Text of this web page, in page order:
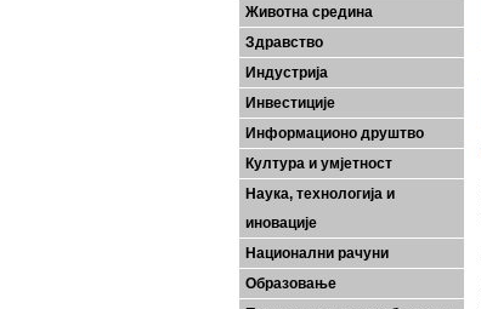
Животна средина
Здравство
Индустрија
Инвестиције
Информационо друштво
Култура и умјетност
Наука, технологија и
иновације
Национални рачуни
Образовање